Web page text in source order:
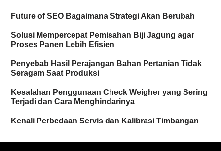
Future of SEO Bagaimana Strategi Akan Berubah
Solusi Mempercepat Pemisahan Biji Jagung agar
Proses Panen Lebih Efisien
Penyebab Hasil Perajangan Bahan Pertanian Tidak
Seragam Saat Produksi
Kesalahan Penggunaan Check Weigher yang Sering
Terjadi dan Cara Menghindarinya
Kenali Perbedaan Servis dan Kalibrasi Timbangan